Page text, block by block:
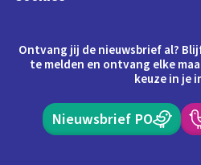
Ontvang jij de nieuwsbrief al?
te melden en ontvang elke
keuze in je
Nieuwsbrief PO